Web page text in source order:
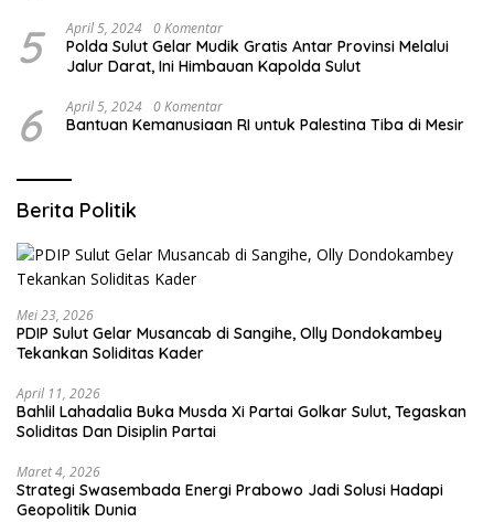
5 April 5, 2024 0 Komentar
Polda Sulut Gelar Mudik Gratis Antar Provinsi Melalui
Jalur Darat, Ini Himbauan Kapolda Sulut
6 April 5, 2024 0 Komentar
Bantuan Kemanusiaan RI untuk Palestina Tiba di Mesir
Berita Politik
Mei 23, 2026
PDIP Sulut Gelar Musancab di Sangihe, Olly Dondokambey
Tekankan Soliditas Kader
April 11, 2026
Bahlil Lahadalia Buka Musda Xi Partai Golkar Sulut, Tegaskan
Soliditas Dan Disiplin Partai
Maret 4, 2026
Strategi Swasembada Energi Prabowo Jadi Solusi Hadapi
Geopolitik Dunia